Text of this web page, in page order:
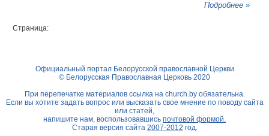
Подробнее »
Страница:
Официальный портал Белорусской православной Церкви
© Белорусская Православная Церковь 2020
При перепечатке материалов ссылка на church.byобязательна.
Если вы хотите задать вопрос или высказать свое мнение по поводу сайта
или статей,
напишите нам, воспользовавшись почтовой формой.
Старая версия сайта 2007-2012 год.